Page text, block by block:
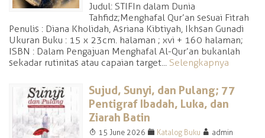
Judul: STIFIn dalam Dunia
Tahfidz;Menghafal Qur’an sesuai Fitrah
Penulis : Diana Kholidah, Asriana Kibtiyah, Ikhsan Gunadi
Ukuran Buku : 15 x 23cm. halaman ; xvi + 160 halaman;
ISBN : Dalam Pengajuan Menghafal Al-Qur’an bukanlah
sekadar rutinitas atau capaian target... Selengkapnya
Sujud, Sunyi, dan Pulang; 77
Pentigraf Ibadah, Luka, dan
Ziarah Batin
T 15 June 2026 F Katalog Buku A admin